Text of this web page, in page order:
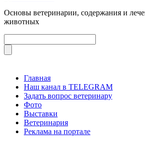
Основы ветеринарии, содержания и
животных
Главная
Наш канал в TELEGRAM
Задать вопрос ветеринару
Фото
Выставки
Ветеринария
Реклама на портале